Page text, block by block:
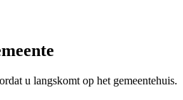
u langskomt op het gemeentehuis.